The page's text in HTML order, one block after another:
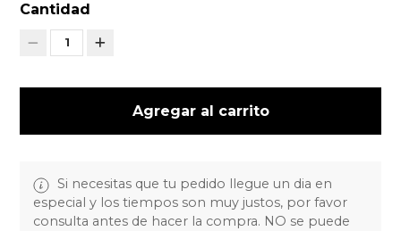
Cantidad
1
Agregar al carrito
Si necesitas que tu pedido llegue un dia en
especial y los tiempos son muy justos, por favor
consulta antes de hacer la compra. NO se puede